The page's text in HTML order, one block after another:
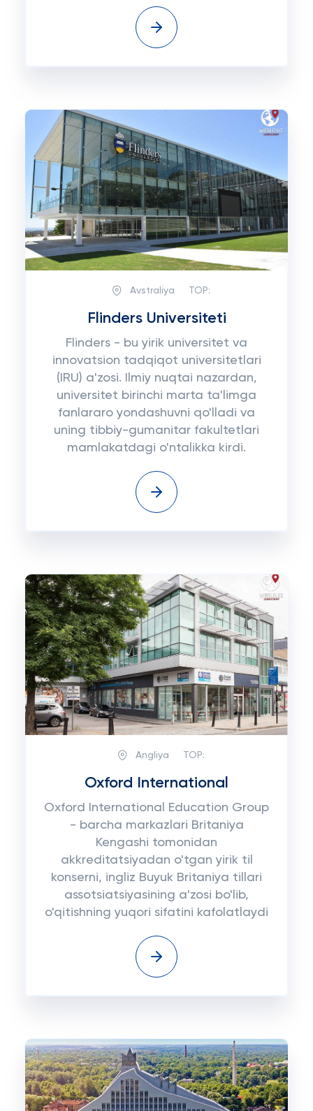
Avstraliya TOP:
Flinders Universiteti
Flinders - bu yirik universitet va
innovatsion tadqiqot universitetlari
(IRU) a'zosi. Ilmiy nuqtai nazardan,
universitet birinchi marta ta'limga
fanlararo yondashuvni qo'lladi va
uning tibbiy-gumanitar fakultetlari
mamlakatdagi o'ntalikka kirdi.
Angliya TOP:
Oxford International
Oxford International Education Group
- barcha markazlari Britaniya
Kengashi tomonidan
akkreditatsiyadan o'tgan yirik til
konserni, ingliz Buyuk Britaniya tillari
assotsiatsiyasining a'zosi bo'lib,
o'qitishning yuqori sifatini kafolatlaydi